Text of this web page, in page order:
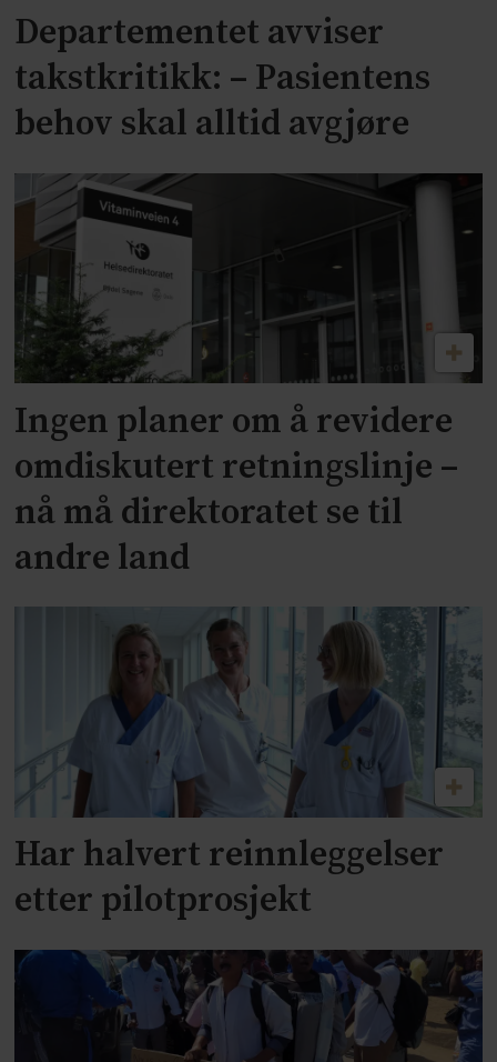
Departementet avviser
takstkritikk: – Pasientens
behov skal alltid avgjøre
Ingen planer om å revidere
omdiskutert retningslinje –
nå må direktoratet se til
andre land
Har halvert reinnleggelser
etter pilotprosjekt